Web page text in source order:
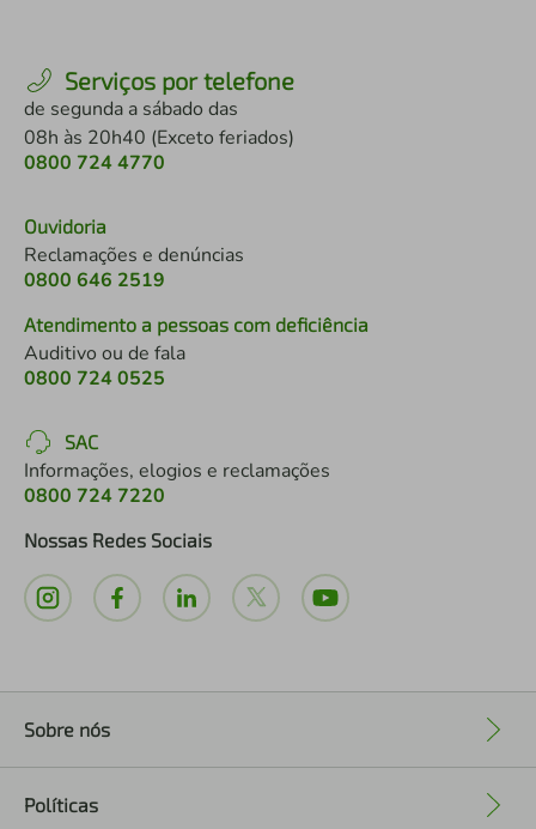
Serviços por telefone
de segunda a sábado das
08h às 20h40 (Exceto feriados)
0800 724 4770
Ouvidoria
Reclamações e denúncias
0800 646 2519
Atendimento a pessoas com deficiência
Auditivo ou de fala
0800 724 0525
SAC
Informações, elogios e reclamações
0800 724 7220
Nossas Redes Sociais
Sobre nós
Políticas